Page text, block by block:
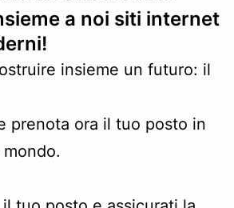
a noi siti internet
insieme un futuro: il
prenota ora il tuo posto in